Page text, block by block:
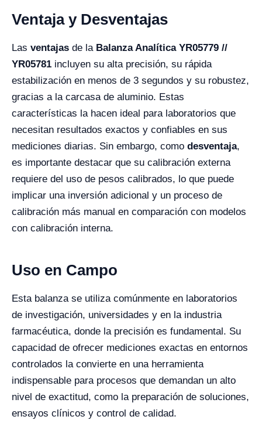
Ventaja y Desventajas
Las ventajas de la Balanza Analítica YR05779 //
YR05781 incluyen su alta precisión, su rápida
estabilización en menos de 3 segundos y su robustez,
gracias a la carcasa de aluminio. Estas
características la hacen ideal para laboratorios que
necesitan resultados exactos y confiables en sus
mediciones diarias. Sin embargo, como desventaja,
es importante destacar que su calibración externa
requiere del uso de pesos calibrados, lo que puede
implicar una inversión adicional y un proceso de
calibración más manual en comparación con modelos
con calibración interna.
Uso en Campo
Esta balanza se utiliza comúnmente en laboratorios
de investigación, universidades y en la industria
farmacéutica, donde la precisión es fundamental. Su
capacidad de ofrecer mediciones exactas en entornos
controlados la convierte en una herramienta
indispensable para procesos que demandan un alto
nivel de exactitud, como la preparación de soluciones,
ensayos clínicos y control de calidad.